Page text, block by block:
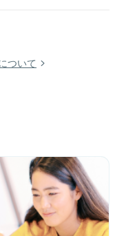
ついて